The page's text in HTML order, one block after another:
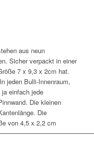
aus neun
Sicher verpackt in einer
7 x 9,3 x 2cm hat.
jeden Bulli-Innenraum,
einfach jede
Die kleinen
Die
von 4,5 x 2,2 cm